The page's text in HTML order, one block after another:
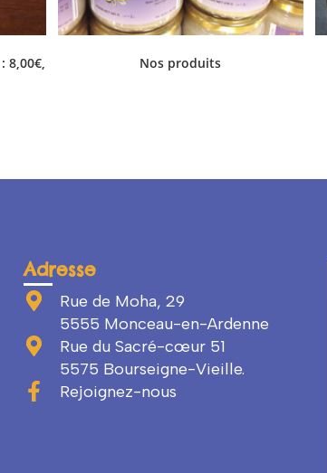
8,00€,
Nos produits
Adresse
Rue de Moha, 29
5555 Monceau-en-Ardenne
Rue du Sacré-cœur 51
5575 Bourseigne-Vieille.
Rejoignez-nous